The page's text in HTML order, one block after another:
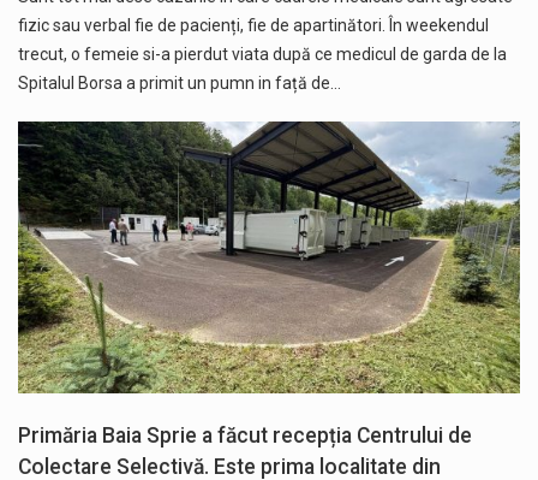
fizic sau verbal fie de pacienți, fie de apartinători. În weekendul
trecut, o femeie si-a pierdut viata după ce medicul de garda de la
Spitalul Borsa a primit un pumn in față de…
Primăria Baia Sprie a făcut recepția Centrului de
Colectare Selectivă. Este prima localitate din